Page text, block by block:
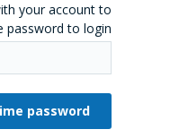
your account to
password to login.